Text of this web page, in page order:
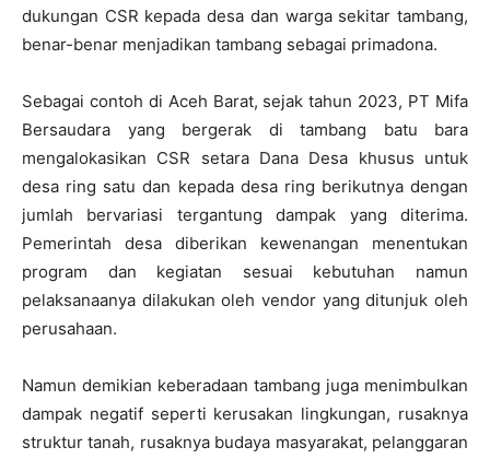
dukungan CSR kepada desa dan warga sekitar tambang,
benar-benar menjadikan tambang sebagai primadona.
Sebagai contoh di Aceh Barat, sejak tahun 2023, PT Mifa
Bersaudara yang bergerak di tambang batu bara
mengalokasikan CSR setara Dana Desa khusus untuk
desa ring satu dan kepada desa ring berikutnya dengan
jumlah bervariasi tergantung dampak yang diterima.
Pemerintah desa diberikan kewenangan menentukan
program dan kegiatan sesuai kebutuhan namun
pelaksanaanya dilakukan oleh vendor yang ditunjuk oleh
perusahaan.
Namun demikian keberadaan tambang juga menimbulkan
dampak negatif seperti kerusakan lingkungan, rusaknya
struktur tanah, rusaknya budaya masyarakat, pelanggaran